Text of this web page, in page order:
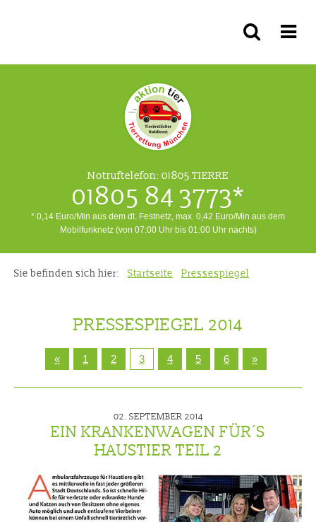
Notruftelefon: 01805 TIERRE
01805 84 3773*
* 0,14 Euro/Min aus dem dt. Festnetz, max. 0,42 Euro/Min aus dem
Mobilfunknetz (von 07:00 Uhr bis 01:00 Uhr nachts)
Sie befinden sich hier: Startseite Pressespiegel
PRESSESPIEGEL 2014
« 1 2 3 4 5 6 »
02. SEPTEMBER 2014
EIN KRANKENWAGEN FÜR´S
HAUSTIER TEIL 2